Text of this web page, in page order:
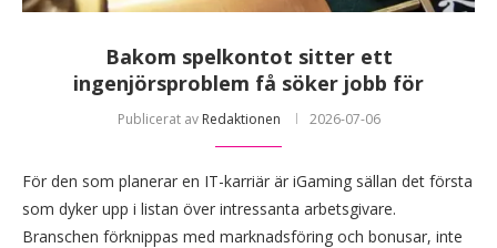
Bakom spelkontot sitter ett
ingenjörsproblem få söker jobb för
Publicerat av Redaktionen 2026-07-06
För den som planerar en IT-karriär är iGaming sällan det första
som dyker upp i listan över intressanta arbetsgivare.
Branschen förknippas med marknadsföring och bonusar, inte